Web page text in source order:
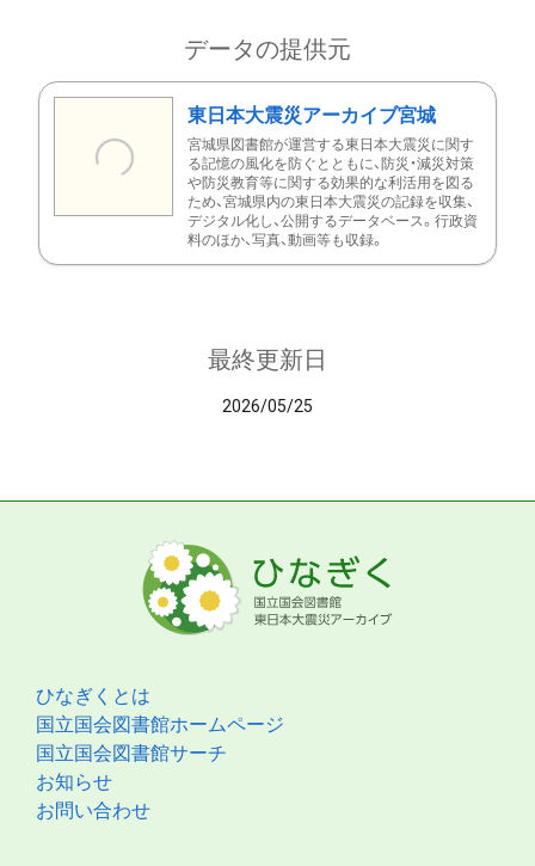
データの提供元
東日本大震災アーカイブ宮城
宮城県図書館が運営する東日本大震災に関す
る記憶の風化を防ぐとともに、防災・減災対策
や防災教育等に関する効果的な利活用を図る
ため、宮城県内の東日本大震災の記録を収集、
デジタル化し、公開するデータベース。行政資
料のほか、写真、動画等も収録。
最終更新日
2026/05/25
ひなぎくとは
国立国会図書館ホームページ
国立国会図書館サーチ
お知らせ
お問い合わせ